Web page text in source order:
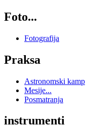
Foto...
Fotografija
Praksa
Astronomski kamp
Mesije...
Posmatranja
instrumenti